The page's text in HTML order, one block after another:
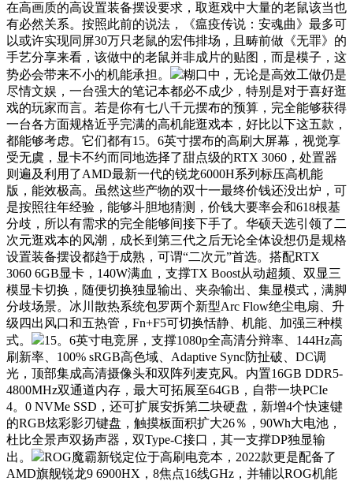
在高画质的高设置装备摆设要求，取逛戏中大量的老鼠该当也
有必然关系。按照此前的说法，《瘟疫传说：安魂曲》最多可
以或许实现同屏30万只老鼠的宏伟排场，且畴前做《无罪》的
手艺分享来看，该做中的老鼠并非成片的贴图，而是模子，这
势必会带来不小的机能承担。
糊口中，无论是高效工做仍是
尽情文娱，一台强大的笔记本都必不成少，特别是对于喜好逛
戏的玩家而言。若是你有七八千元摆布的预算，完全能够获得
一台各方面规格近乎完满的高机能逛戏本，好比以下这五款，
都能够考虑。它们都有15。6英寸摆布的高刷大屏幕，视觉享
受无虞，显卡不约而同地选择了甜点级的RTX 3060，处置器
则遍及利用了AMD最新一代的锐龙6000H系列标压高机能
版，能效极高。虽然这些产物的双十一最终价钱还没出炉，可
是按照往年经验，能够斗胆地猜测，价钱大要率会和618根基
分歧，所以有需求的完全能够间接下手了。华硕天选引领了二
次元逛戏本的风潮，成长到第三代之后无论全体设想仍是规格
设置装备摆设都趋于成熟，可谓“二次元”首选。搭配RTX
3060 6GB显卡，140W满血，支撑TX Boost从动超频、双显三
模显卡切换，随便切换独显输出、夹杂输出、集显模式，满脚
分歧场景。冰川散热系统包罗两个新型Arc Flow绝尘电扇、升
级四出风口和五热管，Fn+F5可切换恬静、机能、加强三种模
式。
15。6英寸电竞屏，支撑1080p全高清分辩率、144Hz高
刷新率、100% sRGB高色域、Adaptive Sync防扯破、DC调
光，顶部集成高清摄像头和双阵列麦克风。内置16GB DDR5-
4800MHz双通道内存，最大可拓展至64GB，自带一块PCIe
4。0 NVMe SSD，还可扩展安拆第二块硬盘，新增4个快速键
的RGB炫彩影刃键盘，触摸板面积扩大26％，90Wh大电池，
杜比全景声双扬声器，双Type-C接口，其一支撑DP独显输
出。
ROG魔霸新锐定位于高刷电竞本，2022款更是配备了
AMD旗舰锐龙9 6900HX，8焦点16线GHz，并辅以ROG机能